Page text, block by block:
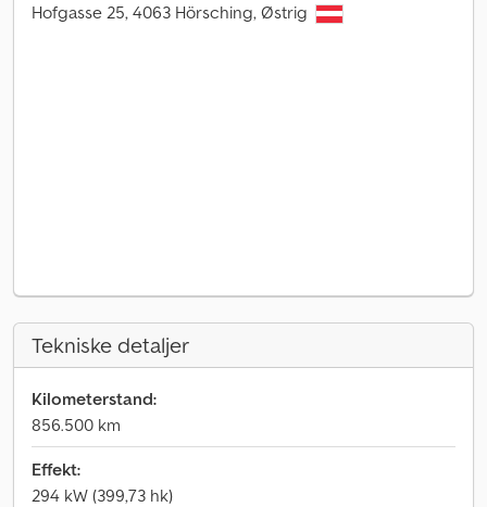
Hofgasse 25, 4063 Hörsching, Østrig
Tekniske detaljer
Kilometerstand:
856.500 km
Effekt:
294 kW (399,73 hk)